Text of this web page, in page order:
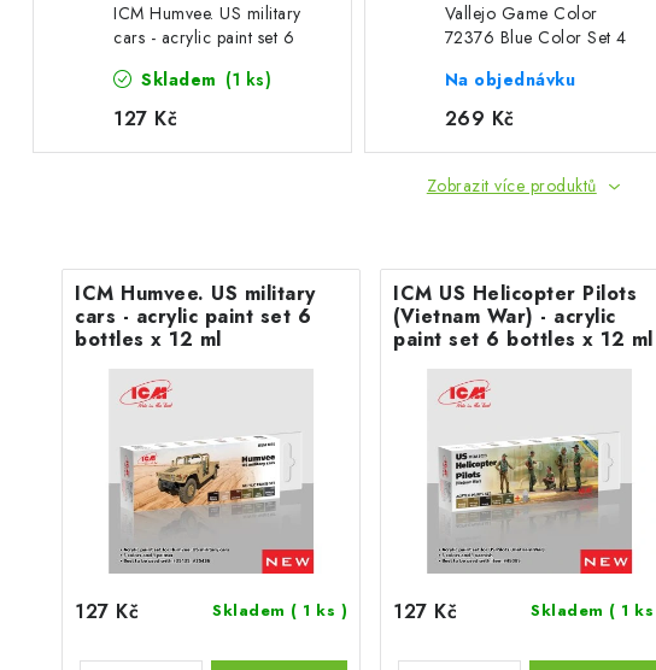
ICM Humvee. US military
cars - acrylic paint set 6
Skladem (1 ks)
127 Kč
Vallejo Game Color
72376 Blue Color Set 4
Na objednávku
269 Kč
Zobrazit více produktů
ICM Humvee. US military
cars - acrylic paint set 6
bottles х 12 ml
127 Kč Skladem ( 1 ks )
ICM US Helicopter Pilots
(Vietnam War) - acrylic
paint set 6 bottles х 12 ml
127 Kč Skladem ( 1